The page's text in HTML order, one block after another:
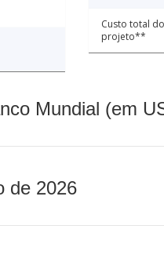
Custo total do
projeto**
Mundial (em
de 2026